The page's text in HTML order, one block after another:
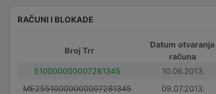
RAČUNI I BLOKADE
Broj Trr
Datum otvaranja
računa
510000000007281345
10.06.2013.
ME25510000000007281345 09.07.2013.